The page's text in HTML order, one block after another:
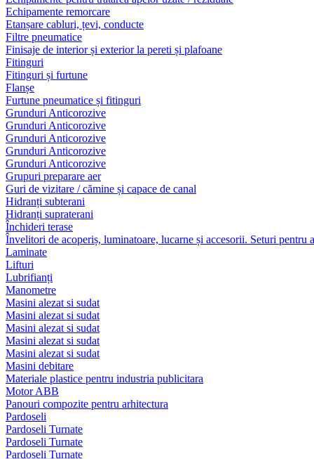
Echipamente remorcare
Etanșare cabluri, țevi, conducte
Filtre pneumatice
Finisaje de interior și exterior la pereti și plafoane
Fitinguri
Fitinguri și furtune
Flanșe
Furtune pneumatice și fitinguri
Grunduri Anticorozive
Grunduri Anticorozive
Grunduri Anticorozive
Grunduri Anticorozive
Grunduri Anticorozive
Grupuri preparare aer
Guri de vizitare / cămine și capace de canal
Hidranți subterani
Hidranți supraterani
Închideri terase
Învelitori de acoperiș, luminatoare, lucarne și accesorii. Seturi pentru
Laminate
Lifturi
Lubrifianți
Manometre
Masini alezat si sudat
Masini alezat si sudat
Masini alezat si sudat
Masini alezat si sudat
Masini alezat si sudat
Masini debitare
Materiale plastice pentru industria publicitara
Motor ABB
Panouri compozite pentru arhitectura
Pardoseli
Pardoseli Turnate
Pardoseli Turnate
Pardoseli Turnate